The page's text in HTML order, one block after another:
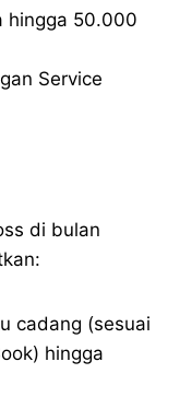
hingga 50.000
Service
di bulan
cadang (sesuai
hingga